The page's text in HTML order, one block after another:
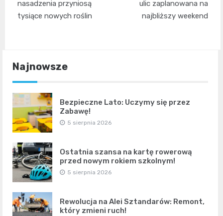
nasadzenia przyniosą
tysiące nowych roślin
ulic zaplanowana na
najbliższy weekend
Najnowsze
Bezpieczne Lato: Uczymy się przez
Zabawę!
5 sierpnia 2026
Ostatnia szansa na kartę rowerową
przed nowym rokiem szkolnym!
5 sierpnia 2026
Rewolucja na Alei Sztandarów: Remont,
który zmieni ruch!